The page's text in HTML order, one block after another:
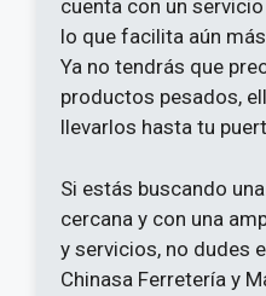
cuenta con un
lo que facilita aún
Ya no tendrás que
productos pesados,
llevarlos hasta tu
Si estás buscando
cercana y con una
y servicios, no dudes
Chinasa Ferretería y